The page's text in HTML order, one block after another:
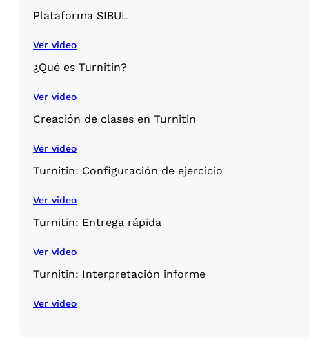
Plataforma SIBUL
Ver video
¿Qué es Turnitin?
Ver video
Creación de clases en Turnitin
Ver video
Turnitin: Configuración de ejercicio
Ver video
Turnitin: Entrega rápida
Ver video
Turnitin: Interpretación informe
Ver video